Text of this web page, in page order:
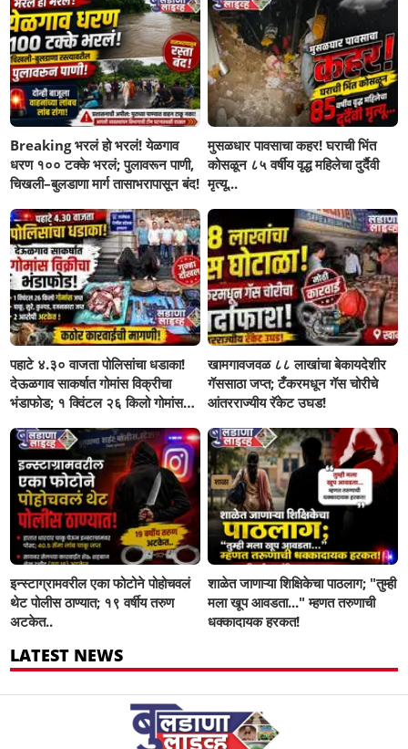
Breaking भरलं हो भरलं! येळगाव
धरण १०० टक्के भरलं; पुलावरून पाणी,
चिखली–बुलडाणा मार्ग तासाभरापासून बंद!
मुसळधार पावसाचा कहर! घराची भिंत
कोसळून ८५ वर्षीय वृद्ध महिलेचा दुर्दैवी
मृत्यू...
पहाटे ४.३० वाजता पोलिसांचा धडाका!
देऊळगाव साकर्षात गोमांस विक्रीचा
भंडाफोड; १ क्विंटल २६ किलो गोमांस
खामगावजवळ ८८ लाखांचा बेकायदेशीर
गॅससाठा जप्त; टँकरमधून गॅस चोरीचे
आंतरराज्यीय रॅकेट उघड!
इन्स्टाग्रामवरील एका फोटोने पोहोचवलं
थेट पोलीस ठाण्यात; १९ वर्षीय तरुण
अटकेत..
शाळेत जाणाऱ्या शिक्षिकेचा पाठलाग; "तुम्ही
मला खूप आवडता..." म्हणत तरुणाची
धक्कादायक हरकत!
LATEST NEWS